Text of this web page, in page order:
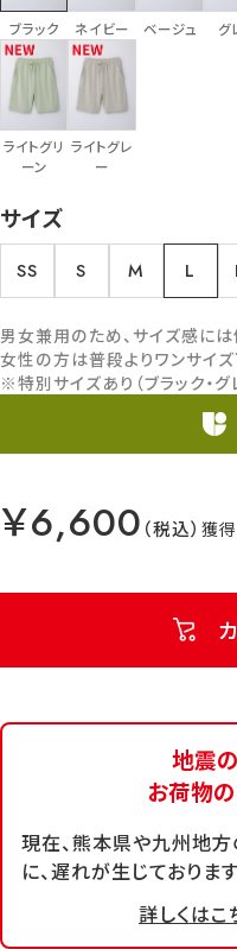
ブラック ネイビー ベージュ グ
ライトグリ
ーン
ライトグレ
ー
サイズ
SS S M L
￥6,600
男女兼用のため、サイズ感には
女性の方は普段よりワンサイ
※特別サイズあり（ブラック・グ
地震
お荷物
現在、熊本県や九州地
に、遅れが生じております
詳しくはこ